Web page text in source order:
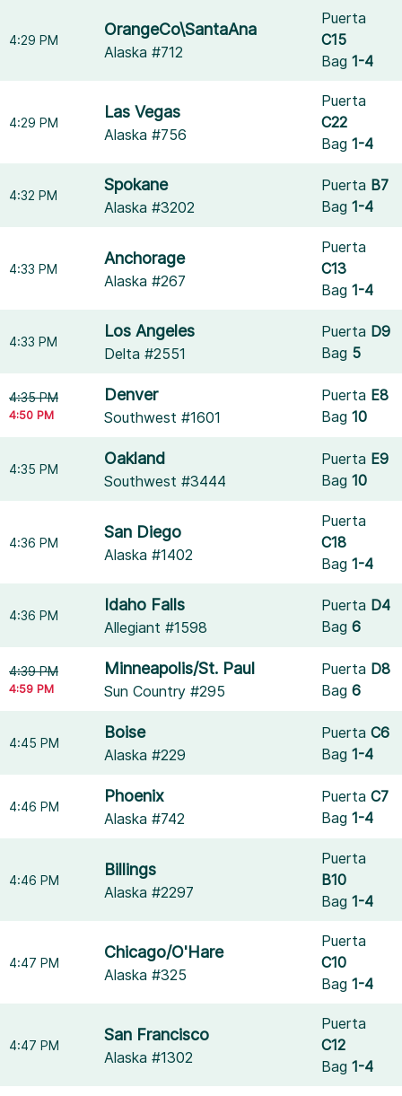
4:29 PM
OrangeCo\SantaAna
Alaska #712
Puerta
C15
Bag1-4
4:29 PM
Las Vegas
Alaska #756
Puerta
C22
Bag1-4
4:32 PM
Spokane
Alaska #3202
Puerta B7
Bag1-4
4:33 PM
Anchorage
Alaska #267
Puerta
C13
Bag1-4
4:33 PM
Los Angeles
Delta #2551
Puerta D9
Bag 5
4:35 PM
4:50 PM
Denver
Southwest #1601
Puerta E8
Bag10
4:35 PM
Oakland
Southwest #3444
Puerta E9
Bag10
4:36 PM
San Diego
Alaska #1402
Puerta
C18
Bag1-4
4:36 PM
Idaho Falls
Allegiant #1598
Puerta D4
Bag6
4:39 PM
4:59 PM
Minneapolis/St. Paul
Sun Country #295
Puerta D8
Bag6
4:45 PM
Boise
Alaska #229
PuertaC6
Bag1-4
4:46 PM
Phoenix
Alaska #742
PuertaC7
Bag1-4
4:46 PM
Billings
Alaska #2297
Puerta
B10
Bag1-4
4:47 PM
Chicago/O'Hare
Alaska #325
Puerta
C10
Bag1-4
4:47 PM
San Francisco
Alaska #1302
Puerta
C12
Bag1-4